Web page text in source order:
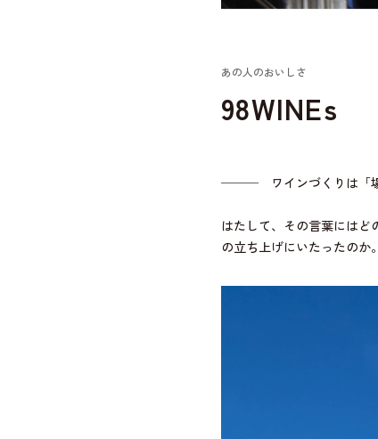
あの人のおいしさ
98WINEs
─── ワインづくりは「場
はたして、その言葉にはど
の立ち上げにいたったのか